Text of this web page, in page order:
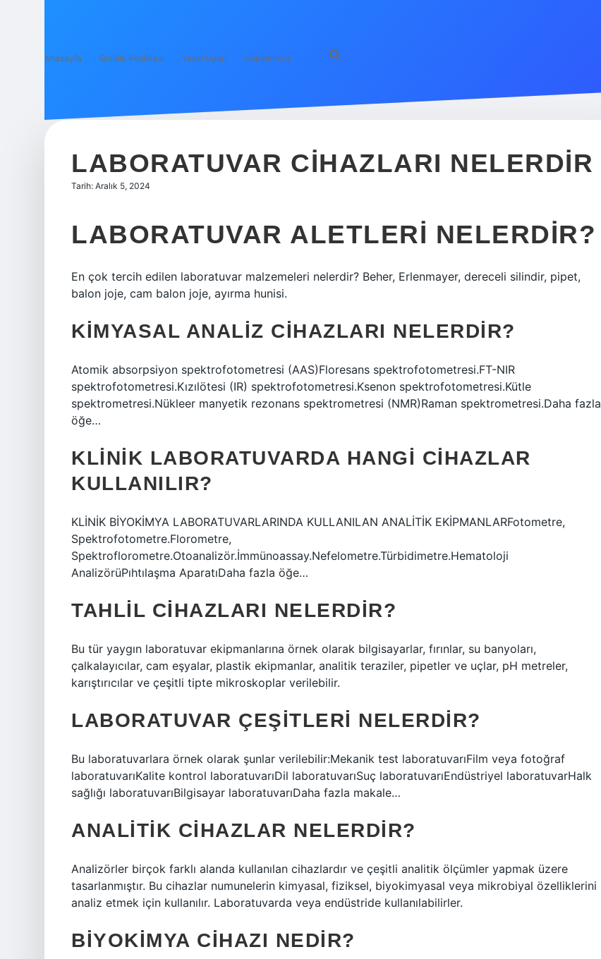
Anasayfa Gizlilik Politikası Yasal Uyarı Hakkımızda
LABORATUVAR CIHAZLARI NELERDIR
Tarih: Aralık 5, 2024
LABORATUVAR ALETLERI NELERDIR?
En çok tercih edilen laboratuvar malzemeleri nelerdir? Beher, Erlenmayer, dereceli silindir, pipet,
balon joje, cam balon joje, ayırma hunisi.
KIMYASAL ANALIZ CIHAZLARI NELERDIR?
Atomik absorpsiyon spektrofotometresi (AAS)Floresans spektrofotometresi.FT-NIR
spektrofotometresi.Kızılötesi (IR) spektrofotometresi.Ksenon spektrofotometresi.Kütle
spektrometresi.Nükleer manyetik rezonans spektrometresi (NMR)Raman spektrometresi.Daha fazla
öğe…
KLINIK LABORATUVARDA HANGI CIHAZLAR
KULLANILIR?
KLİNİK BİYOKİMYA LABORATUVARLARINDA KULLANILAN ANALİTİK EKİPMANLARFotometre,
Spektrofotometre.Florometre,
Spektroflorometre.Otoanalizör.İmmünoassay.Nefelometre.Türbidimetre.Hematoloji
AnalizörüPıhtılaşma AparatıDaha fazla öğe…
TAHLIL CIHAZLARI NELERDIR?
Bu tür yaygın laboratuvar ekipmanlarına örnek olarak bilgisayarlar, fırınlar, su banyoları,
çalkalayıcılar, cam eşyalar, plastik ekipmanlar, analitik teraziler, pipetler ve uçlar, pH metreler,
karıştırıcılar ve çeşitli tipte mikroskoplar verilebilir.
LABORATUVAR ÇEŞITLERI NELERDIR?
Bu laboratuvarlara örnek olarak şunlar verilebilir:Mekanik test laboratuvarıFilm veya fotoğraf
laboratuvarıKalite kontrol laboratuvarıDil laboratuvarıSuç laboratuvarıEndüstriyel laboratuvarHalk
sağlığı laboratuvarıBilgisayar laboratuvarıDaha fazla makale…
ANALITIK CIHAZLAR NELERDIR?
Analizörler birçok farklı alanda kullanılan cihazlardır ve çeşitli analitik ölçümler yapmak üzere
tasarlanmıştır. Bu cihazlar numunelerin kimyasal, fiziksel, biyokimyasal veya mikrobiyal özelliklerini
analiz etmek için kullanılır. Laboratuvarda veya endüstride kullanılabilirler.
BIYOKIMYA CIHAZI NEDIR?